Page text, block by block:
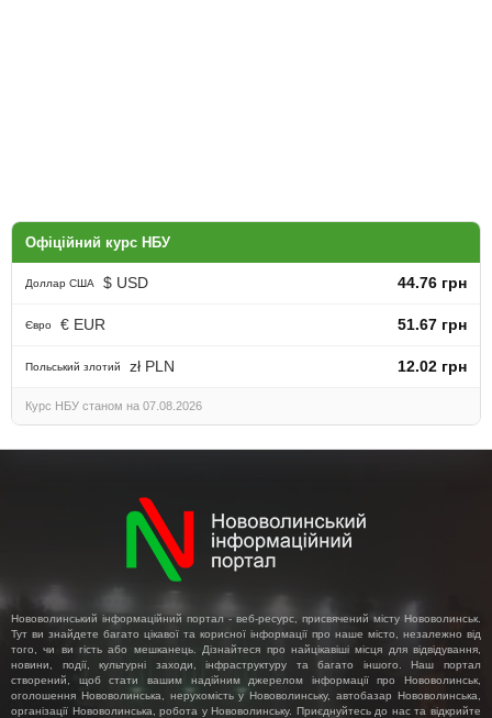
Офіційний курс НБУ
Доллар США $ USD 44.76 грн
Євро € EUR 51.67 грн
Польський злотий zł PLN 12.02 грн
Курс НБУ станом на 07.08.2026
Нововолинський інформаційний портал - веб-ресурс, присвячений місту Нововолинськ.
Тут ви знайдете багато цікавої та корисної інформації про наше місто, незалежно від
того, чи ви гість або мешканець. Дізнайтеся про найцікавіші місця для відвідування,
новини, події, культурні заходи, інфраструктуру та багато іншого. Наш портал
створений, щоб стати вашим надійним джерелом інформації про Нововолинськ,
оголошення Нововолинська, нерухомість у Нововолинську, автобазар Нововолинська,
організації Нововолинська, робота у Нововолинську. Приєднуйтесь до нас та відкрийте